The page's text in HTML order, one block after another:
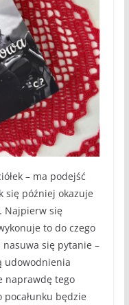
– ma podejść
się później okazuje
Najpierw się
to do czego
nasuwa się pytanie –
udowodnienia
naprawdę tego
pocałunku będzie